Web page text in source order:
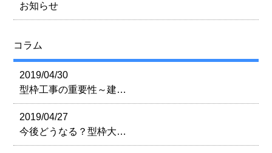
お知らせ
コラム
2019/04/30
型枠工事の重要性～建…
2019/04/27
今後どうなる？型枠大…